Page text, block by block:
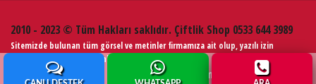
2010 - 2023 © Tüm Hakları saklıdır. Çiftlik Shop 0533 644 3989
Sitemizde bulunan tüm görsel ve metinler firmamıza ait olup, yazılı izin
alınmadan kullanımı kesinlikle yasaktır.
Çiftlik Ekipmanları
Web Tasarım